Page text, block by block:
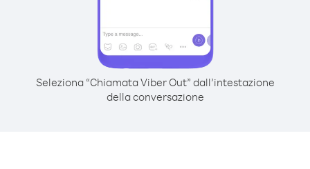
Seleziona “Chiamata Viber Out” dall’intestazione
della conversazione